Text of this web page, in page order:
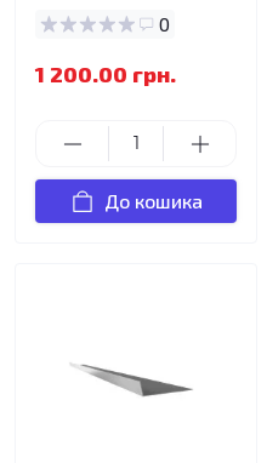
0
1 200.00 грн.
До кошика